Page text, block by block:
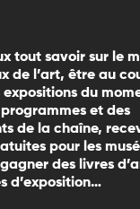
tout savoir sur le
de l’art, être au
expositions du
et des
de la chaîne,
pour les
des livres
d’exposition…